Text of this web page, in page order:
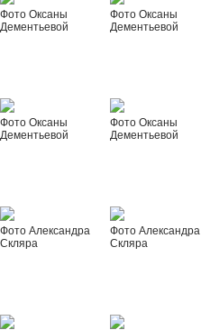
Фото Оксаны
Дементьевой
Фото Оксаны
Дементьевой
Фото Оксаны
Дементьевой
Фото Оксаны
Дементьевой
Фото Александра
Скляра
Фото Александра
Скляра